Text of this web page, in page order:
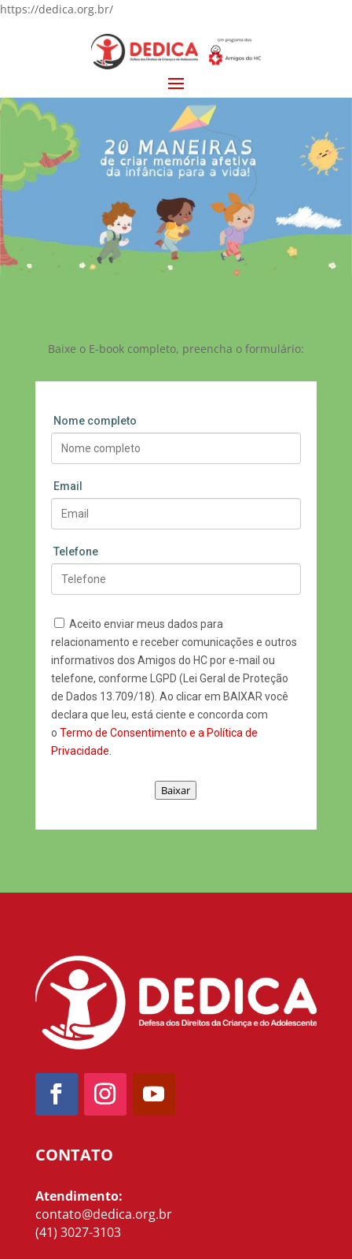
https://dedica.org.br/
Baixe o E-book completo, preencha o formulário:
Nome completo
Email
Telefone
Aceito enviar meus dados para
relacionamento e receber comunicações e outros
informativos dos Amigos do HC por e-mail ou
telefone, conforme LGPD (Lei Geral de Proteção
de Dados 13.709/18). Ao clicar em BAIXAR você
declara que leu, está ciente e concorda com
o Termo de Consentimento e a Política de
Privacidade.
Baixar
CONTATO
Atendimento:
contato@dedica.org.br
(41) 3027-3103